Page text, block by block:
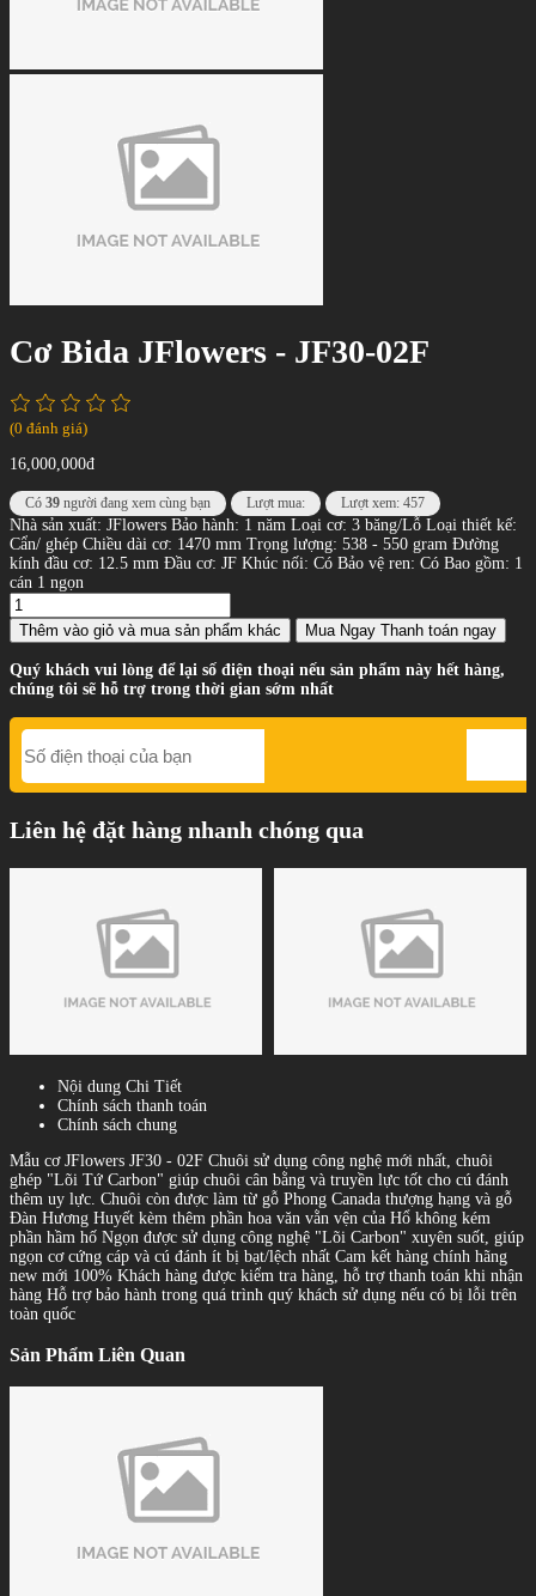
Cơ Bida JFlowers - JF30-02F
(0 đánh giá)
16,000,000đ
Có 39 người đang xem cùng bạn Lượt mua: Lượt xem: 457
Nhà sản xuất: JFlowers Bảo hành: 1 năm Loại cơ: 3 băng/Lỗ Loại thiết kế:
Cẩn/ ghép Chiều dài cơ: 1470 mm Trọng lượng: 538 - 550 gram Đường
kính đầu cơ: 12.5 mm Đầu cơ: JF Khúc nối: Có Bảo vệ ren: Có Bao gồm: 1
cán 1 ngọn
Thêm vào giỏ và mua sản phẩm khác Mua Ngay Thanh toán ngay
Quý khách vui lòng để lại số điện thoại nếu sản phẩm này hết hàng,
chúng tôi sẽ hỗ trợ trong thời gian sớm nhất
Liên hệ đặt hàng nhanh chóng qua
Nội dung Chi Tiết
Chính sách thanh toán
Chính sách chung
Mẫu cơ JFlowers JF30 - 02F Chuôi sử dụng công nghệ mới nhất, chuôi
ghép "Lõi Tứ Carbon" giúp chuôi cân bằng và truyền lực tốt cho cú đánh
thêm uy lực. Chuôi còn được làm từ gỗ Phong Canada thượng hạng và gỗ
Đàn Hương Huyết kèm thêm phần hoa văn vằn vện của Hổ không kém
phần hầm hố Ngọn được sử dụng công nghệ "Lõi Carbon" xuyên suốt, giúp
ngọn cơ cứng cáp và cú đánh ít bị bạt/lệch nhất Cam kết hàng chính hãng
new mới 100% Khách hàng được kiểm tra hàng, hỗ trợ thanh toán khi nhận
hàng Hỗ trợ bảo hành trong quá trình quý khách sử dụng nếu có bị lỗi trên
toàn quốc
Sản Phẩm Liên Quan